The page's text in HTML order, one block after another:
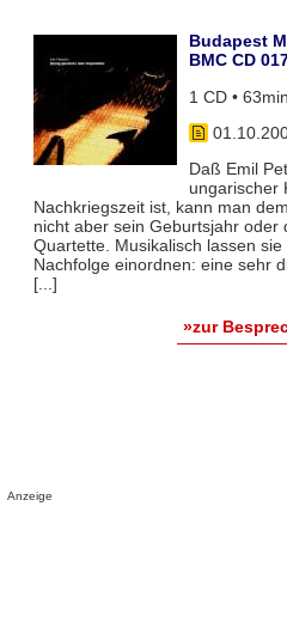
Budapest
BMC CD
1 CD •
Daß Emil
ungarischer
Nachkriegszeit ist, kann man
nicht aber sein Geburtsjahr oder
Quartette. Musikalisch lassen
Nachfolge einordnen: eine sehr
[...]
»zur
Anzeige